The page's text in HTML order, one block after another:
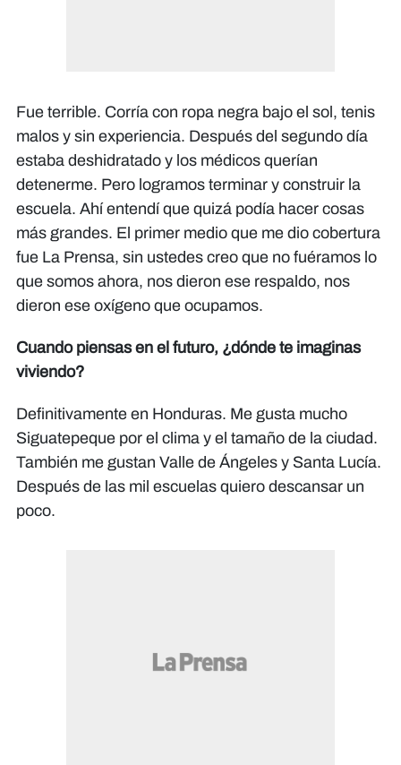
Fue terrible. Corría con ropa negra bajo el sol, tenis
malos y sin experiencia. Después del segundo día
estaba deshidratado y los médicos querían
detenerme. Pero logramos terminar y construir la
escuela. Ahí entendí que quizá podía hacer cosas
más grandes. El primer medio que me dio cobertura
fue La Prensa, sin ustedes creo que no fuéramos lo
que somos ahora, nos dieron ese respaldo, nos
dieron ese oxígeno que ocupamos.
Cuando piensas en el futuro, ¿dónde te imaginas
viviendo?
Definitivamente en Honduras. Me gusta mucho
Siguatepeque por el clima y el tamaño de la ciudad.
También me gustan Valle de Ángeles y Santa Lucía.
Después de las mil escuelas quiero descansar un
poco.